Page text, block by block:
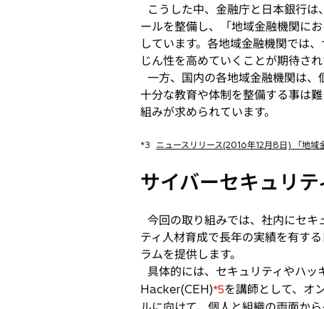
こうした中、金融庁と日本銀行
ールを整備し、「地域金融機関に
しています。各地域金融機関では
じん性を高めていくことが期待され
一方、国内の各地域金融機関は
十分な教育や体制を整備する事は
組みが求められています。
*3 ニュースリリース(2016年12月8日) 「地域
サイバーセキュリ
今回の取り組みでは、社内にセキ
ティ人材育成で長年の実績を有す
ラムを提供します。
具体的には、セキュリティやハ
Hacker(CEH)*5を講師として、オ